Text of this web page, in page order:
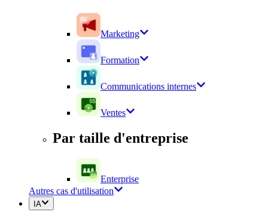
Marketing
Formation
Communications internes
Ventes
Par taille d'entreprise
Enterprise
Autres cas d'utilisation
IA